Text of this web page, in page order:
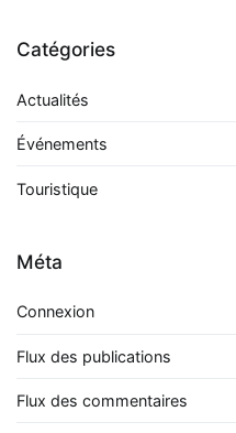
Catégories
Actualités
Événements
Touristique
Méta
Connexion
Flux des publications
Flux des commentaires